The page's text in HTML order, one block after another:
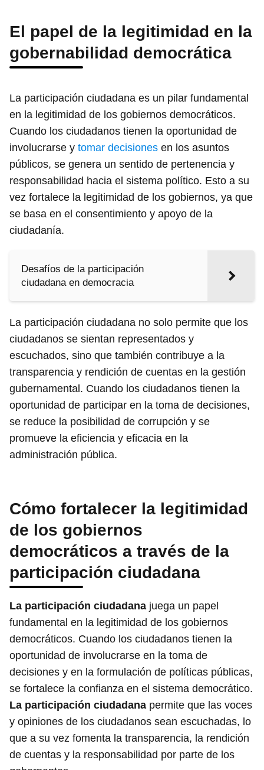
El papel de la legitimidad en la
gobernabilidad democrática
La participación ciudadana es un pilar fundamental
en la legitimidad de los gobiernos democráticos.
Cuando los ciudadanos tienen la oportunidad de
involucrarse y tomar decisiones en los asuntos
públicos, se genera un sentido de pertenencia y
responsabilidad hacia el sistema político. Esto a su
vez fortalece la legitimidad de los gobiernos, ya que
se basa en el consentimiento y apoyo de la
ciudadanía.
Desafíos de la participación
ciudadana en democracia
La participación ciudadana no solo permite que los
ciudadanos se sientan representados y
escuchados, sino que también contribuye a la
transparencia y rendición de cuentas en la gestión
gubernamental. Cuando los ciudadanos tienen la
oportunidad de participar en la toma de decisiones,
se reduce la posibilidad de corrupción y se
promueve la eficiencia y eficacia en la
administración pública.
Cómo fortalecer la legitimidad
de los gobiernos
democráticos a través de la
participación ciudadana
La participación ciudadana juega un papel
fundamental en la legitimidad de los gobiernos
democráticos. Cuando los ciudadanos tienen la
oportunidad de involucrarse en la toma de
decisiones y en la formulación de políticas públicas,
se fortalece la confianza en el sistema democrático.
La participación ciudadana permite que las voces
y opiniones de los ciudadanos sean escuchadas, lo
que a su vez fomenta la transparencia, la rendición
de cuentas y la responsabilidad por parte de los